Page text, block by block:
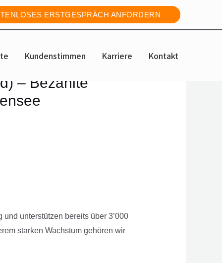
ERSTGESPRÄCH ANFORDERN
Kundenstimmen Karriere Kontakt
– Bezahlte
unterstützen bereits über 3’000
starken Wachstum gehören wir